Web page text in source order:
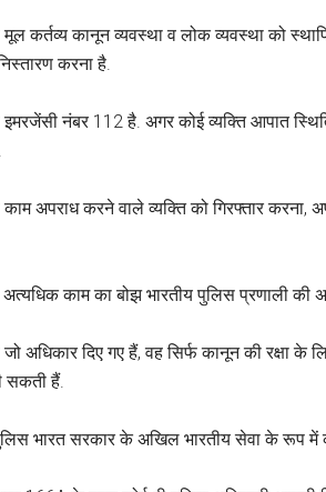
कर्तव्य कानून व्यवस्था व लोक व्यवस्था को
करना है.
नंबर 112 है. अगर कोई व्यक्ति आपात
अपराध करने वाले व्यक्ति को गिरफ्तार
काम का बोझ भारतीय पुलिस प्रणाली की
अधिकार दिए गए हैं, वह सिर्फ कानून की रक्षा के
सकती हैं.
भारत सरकार के अखिल भारतीय सेवा के रूप में